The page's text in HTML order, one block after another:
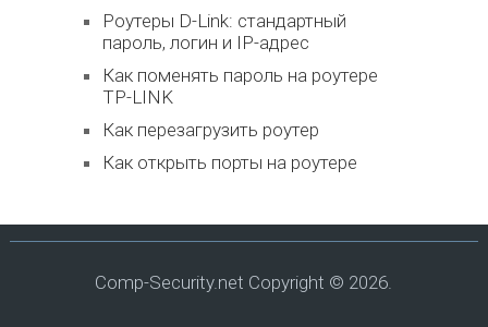
Роутеры D-Link: стандартный
пароль, логин и IP-адрес
Как поменять пароль на роутере
TP-LINK
Как перезагрузить роутер
Как открыть порты на роутере
Comp-Security.net Copyright © 2026.